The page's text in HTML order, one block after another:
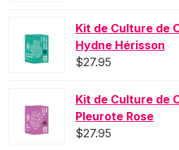
Kit de Culture de
Hydne Hérisson
$27.95
Kit de Culture de
Pleurote Rose
$27.95